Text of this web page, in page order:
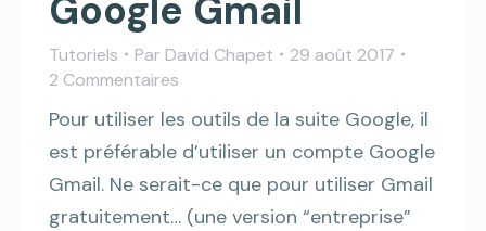
Tutoriels Par David Chapet
29 août 2017
2 Commentaires
Pour utiliser les outils de la suite Google, il
est préférable d’utiliser un compte Google
Gmail. Ne serait-ce que pour utiliser Gmail
gratuitement… (une version “entreprise”